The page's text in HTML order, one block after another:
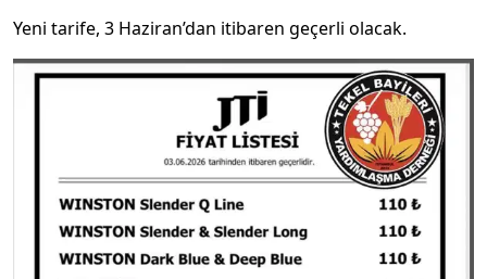
Yeni tarife, 3 Haziran’dan itibaren geçerli olacak.